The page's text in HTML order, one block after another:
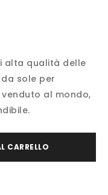
alta qualità delle
sole per
al mondo,
CARRELLO